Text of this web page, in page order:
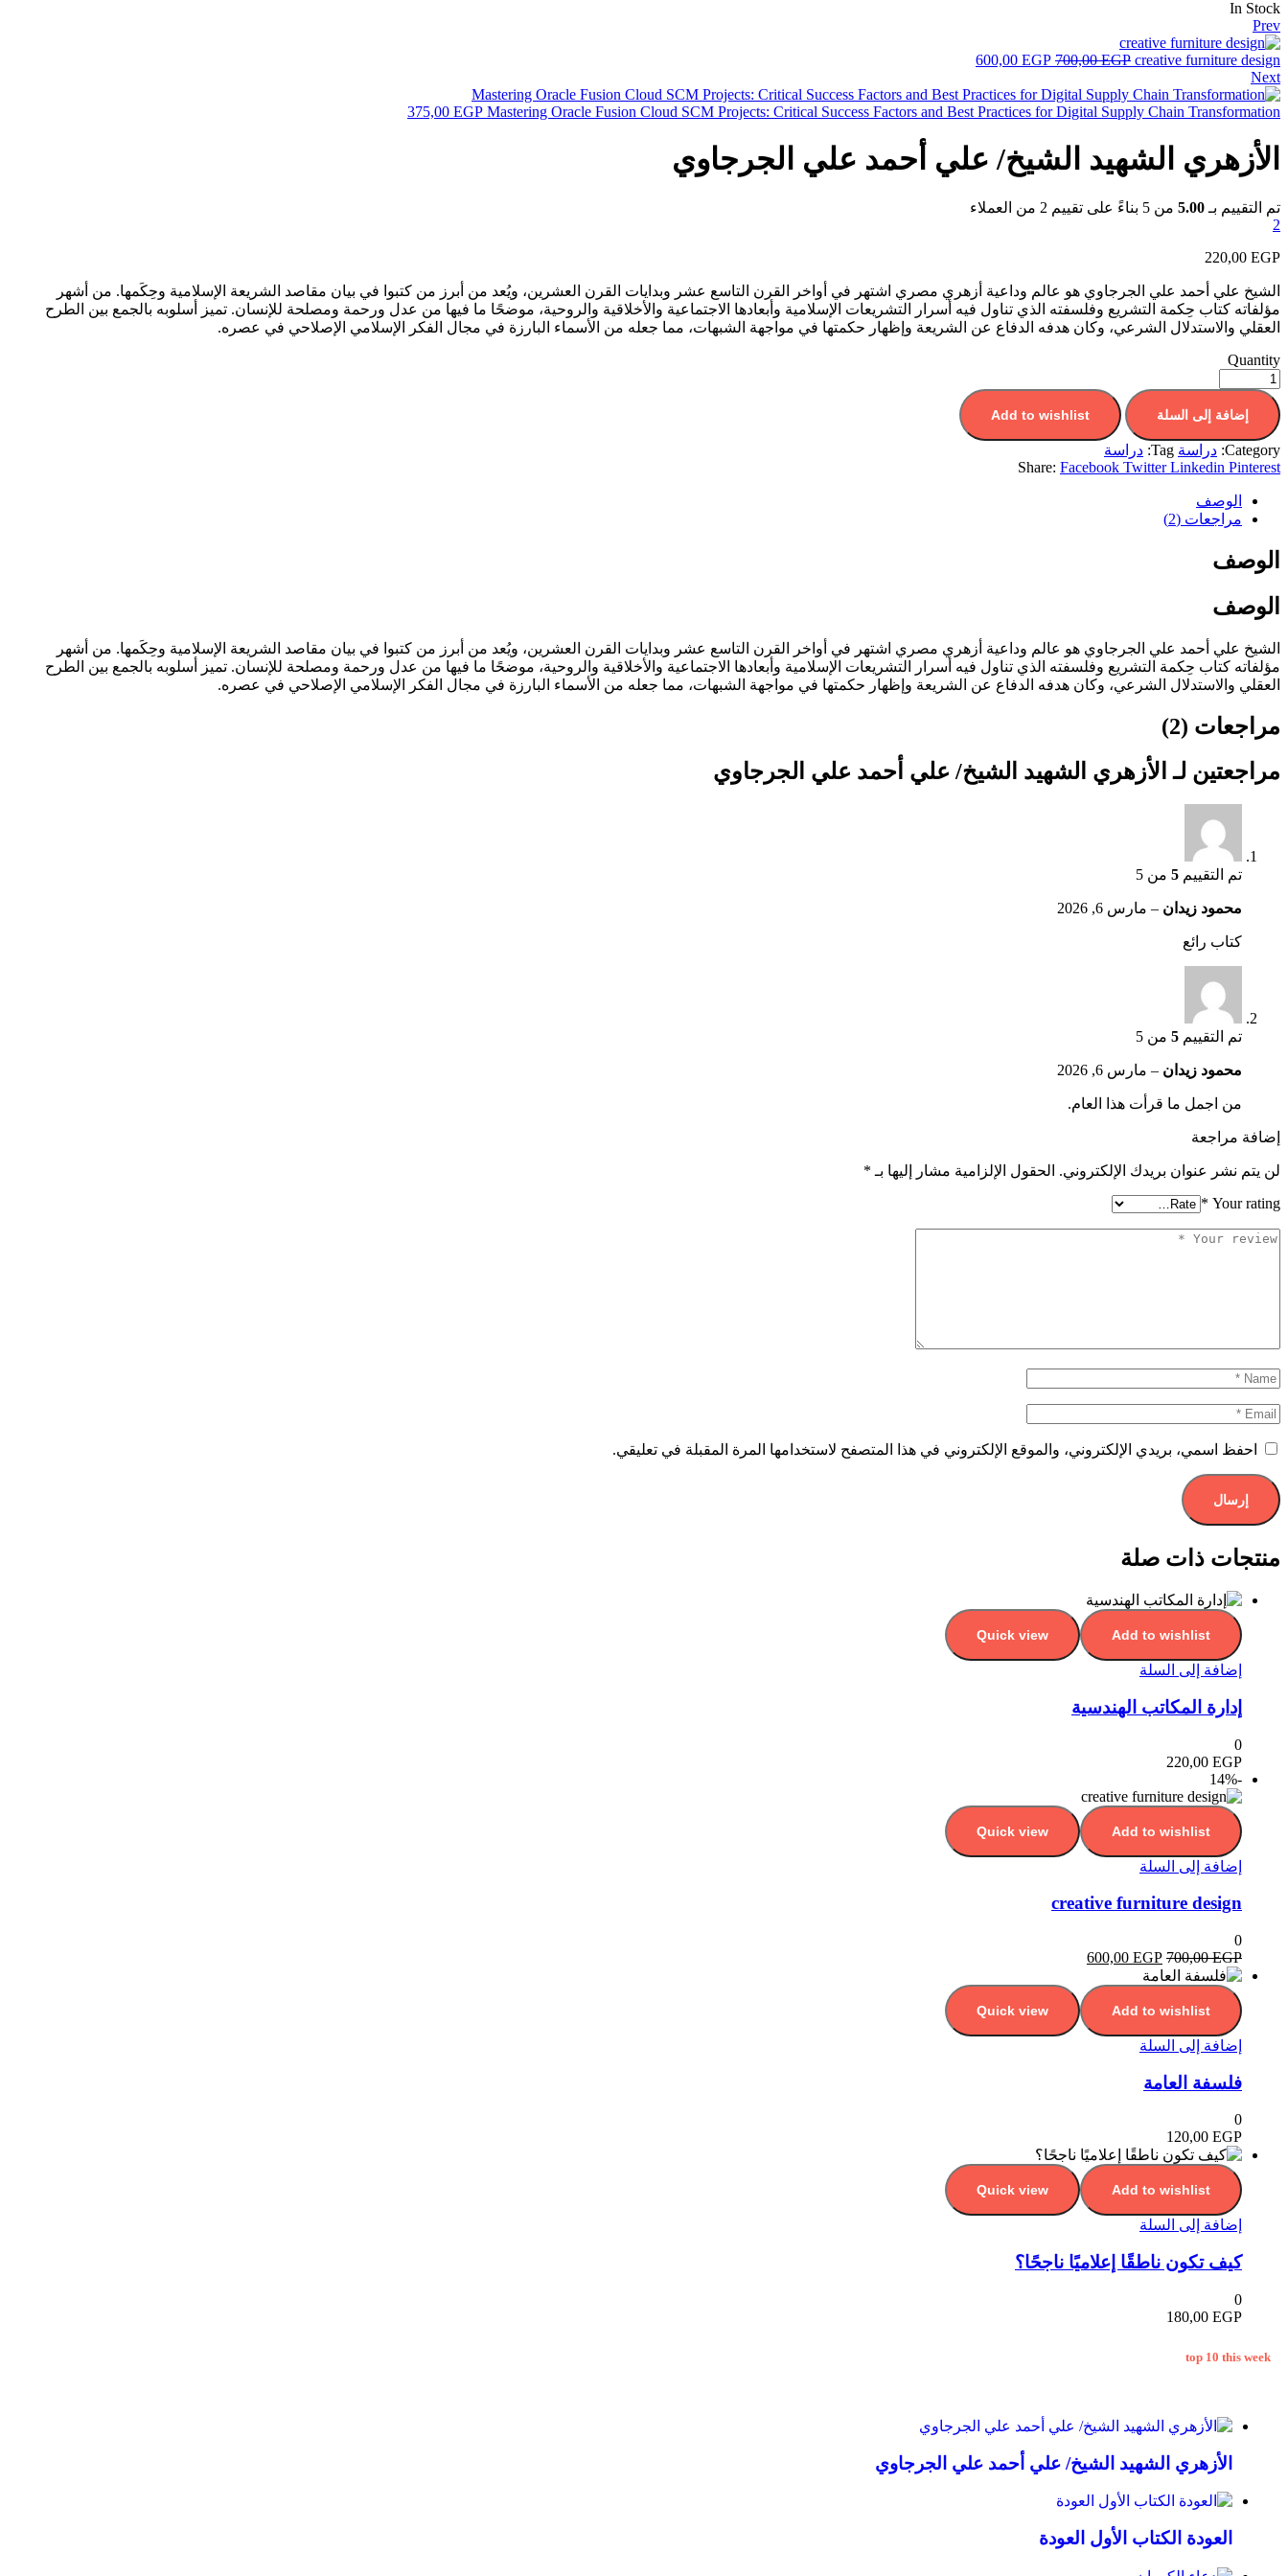
In Stock
Prev
creative furniture design
700,00EGP
600,00 EGP
Next
Mastering Oracle Fusion Cloud SCM Projects: Critical Success Factors and Best Practices for Digital Supply Chain Transformation
375,00 EGP
الأزهري الشهيد الشيخ/ علي أحمد علي الجرجاوي
تم التقييم بـ 5.00 من 5 بناءً على تقييم 2 من العملاء
2
220,00 EGP
الشيخ علي أحمد علي الجرجاوي هو عالم وداعية أزهري مصري اشتهر في أواخر القرن التاسع عشر وبدايات القرن العشرين، ويُعد من أبرز من كتبوا في بيان مقاصد الشريعة الإسلامية وحِكَمها. من أشهر
مؤلفاته كتاب حِكمة التشريع وفلسفته الذي تناول فيه أسرار التشريعات الإسلامية وأبعادها الاجتماعية والأخلاقية والروحية، موضحًا ما فيها من عدل ورحمة ومصلحة للإنسان. تميز أسلوبه بالجمع بين الطرح
العقلي والاستدلال الشرعي، وكان هدفه الدفاع عن الشريعة وإظهار حكمتها في مواجهة الشبهات، مما جعله من الأسماء البارزة في مجال الفكر الإسلامي الإصلاحي في عصره.
Quantity
إضافة إلى السلة Add to wishlist
Category: دراسة Tag: دراسة
Share: Facebook Twitter Linkedin Pinterest
الوصف
مراجعات (2)
الوصف
الوصف
الشيخ علي أحمد علي الجرجاوي هو عالم وداعية أزهري مصري اشتهر في أواخر القرن التاسع عشر وبدايات القرن العشرين، ويُعد من أبرز من كتبوا في بيان مقاصد الشريعة الإسلامية وحِكَمها. من أشهر
مؤلفاته كتاب حِكمة التشريع وفلسفته الذي تناول فيه أسرار التشريعات الإسلامية وأبعادها الاجتماعية والأخلاقية والروحية، موضحًا ما فيها من عدل ورحمة ومصلحة للإنسان. تميز أسلوبه بالجمع بين الطرح
العقلي والاستدلال الشرعي، وكان هدفه الدفاع عن الشريعة وإظهار حكمتها في مواجهة الشبهات، مما جعله من الأسماء البارزة في مجال الفكر الإسلامي الإصلاحي في عصره.
مراجعات (2)
مراجعتين لـ الأزهري الشهيد الشيخ/ علي أحمد علي الجرجاوي
تم التقييم 5 من 5
محمود زيدان – مارس 6, 2026
كتاب رائع
تم التقييم 5 من 5
محمود زيدان – مارس 6, 2026
من اجمل ما قرأت هذا العام.
إضافة مراجعة
لن يتم نشر عنوان بريدك الإلكتروني. الحقول الإلزامية مشار إليها بـ *
Your rating
*
احفظ اسمي، بريدي الإلكتروني، والموقع الإلكتروني في هذا المتصفح لاستخدامها المرة المقبلة في تعليقي.
منتجات ذات صلة
Add to wishlist
Quick view
إضافة إلى السلة
إدارة المكاتب الهندسية
0
220,00 EGP
-14%
Add to wishlist
Quick view
إضافة إلى السلة
creative furniture design
0
700,00EGP
600,00 EGP
Add to wishlist
Quick view
إضافة إلى السلة
فلسفة العامة
0
120,00 EGP
Add to wishlist
Quick view
إضافة إلى السلة
كيف تكون ناطقًا إعلاميًا ناجحًا؟
0
180,00 EGP
top 10 this week
الأزهري الشهيد الشيخ/ علي أحمد علي الجرجاوي
العودة الكتاب الأول العودة